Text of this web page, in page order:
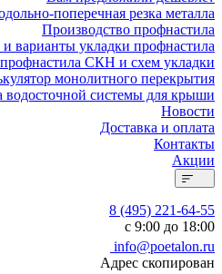
поперечная резка металла
Производство профнастила
и варианты укладки профнастила
СКН и схем укладки
монолитного перекрытия
водосточной системы для крыши
Новости
Доставка и оплата
Контакты
Акции
8 (495) 221-64-55
с 9:00 до 18:00
info@poetalon.ru
Адрес скопирован